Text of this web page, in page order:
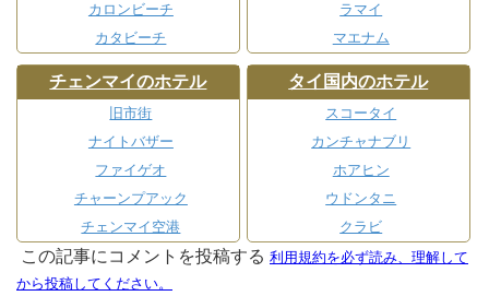
カロンビーチ
カタビーチ
ラマイ
マエナム
チェンマイのホテル
旧市街
ナイトバザー
ファイゲオ
チャーンプアック
チェンマイ空港
タイ国内のホテル
スコータイ
カンチャナブリ
ホアヒン
ウドンタニ
クラビ